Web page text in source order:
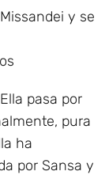
y se
pasa por
pura
ha
por Sansa y